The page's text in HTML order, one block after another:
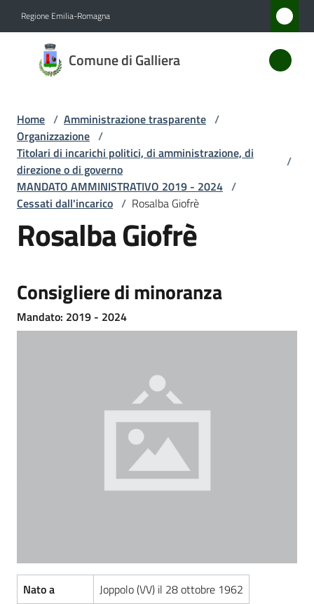
Regione Emilia-Romagna
Comune di Galliera
Comune
di
Amministrazione
Menu selezionato
Novità
Servizi
Galliera
Home / Amministrazione trasparente /
Organizzazione /
Titolari di incarichi politici, di amministrazione, di
direzione o di governo
/
MANDATO AMMINISTRATIVO 2019 - 2024 /
Cessati dall'incarico / Rosalba Giofrè
Rosalba Giofrè
Consigliere di minoranza
Mandato: 2019 - 2024
Nato a
Joppolo (VV) il 28 ottobre 1962